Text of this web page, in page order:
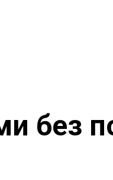
без